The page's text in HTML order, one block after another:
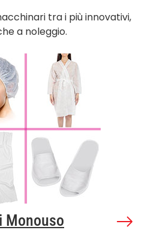
tra i più innovativi,
a noleggio.
Monouso